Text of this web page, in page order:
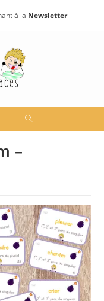
à la Newsletter
–